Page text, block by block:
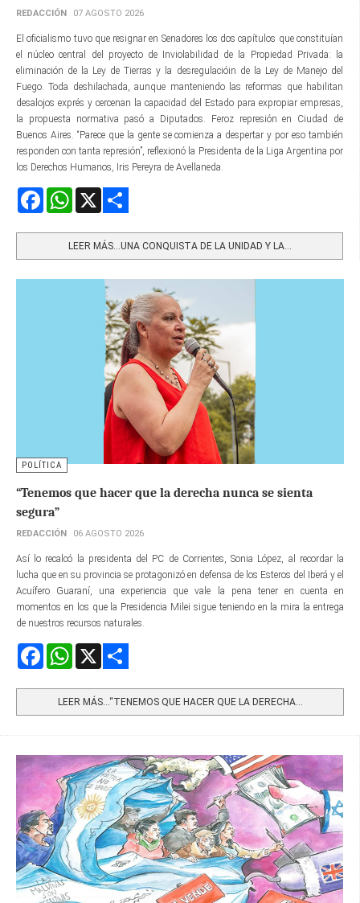
REDACCIÓN 07 AGOSTO 2026
El oficialismo tuvo que resignar en Senadores los dos capítulos que constituían
el núcleo central del proyecto de Inviolabilidad de la Propiedad Privada: la
eliminación de la Ley de Tierras y la desregulacióin de la Ley de Manejo del
Fuego. Toda deshilachada, aunque manteniendo las reformas que habilitan
desalojos exprés y cercenan la capacidad del Estado para expropiar empresas,
la propuesta normativa pasó a Diputados. Feroz represión en Ciudad de
Buenos Aires. “Parece que la gente se comienza a despertar y por eso también
responden con tanta represión”, reflexionó la Presidenta de la Liga Argentina por
los Derechos Humanos, Iris Pereyra de Avellaneda.
FacebookWhatsApp
LEER MÁS…UNA CONQUISTA DE LA UNIDAD Y LA...
POLÍTICA
“Tenemos que hacer que la derecha nunca se sienta
segura”
REDACCIÓN 06 AGOSTO 2026
Así lo recalcó la presidenta del PC de Corrientes, Sonia López, al recordar la
lucha que en su provincia se protagonizó en defensa de los Esteros del Iberá y el
Acuífero Guaraní, una experiencia que vale la pena tener en cuenta en
momentos en los que la Presidencia Milei sigue teniendo en la mira la entrega
de nuestros recursos naturales.
FacebookWhatsApp
LEER MÁS…“TENEMOS QUE HACER QUE LA DERECHA...